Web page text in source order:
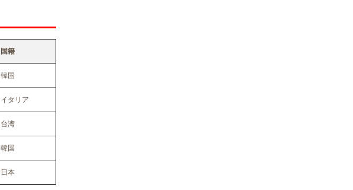
国籍
韓国
イタリア
台湾
韓国
日本